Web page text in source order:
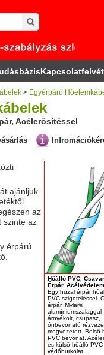
> Egyérpárú
Acélerősítéssel
ajánljuk
az
szinte az
érpárú
Hőálló PVC,
Érpár,
Egy huzal érpár
PVC szigeteléssel.
érpár. Mylar®
alumíniumszalaggal
árnyékolt, csupasz,
ónbevonatú
megvezetett. Belső
PVC bevonat.
és külső hőálló PVC
védőburkolat.